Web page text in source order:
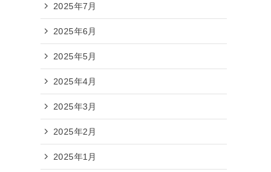
2025年7月
2025年6月
2025年5月
2025年4月
2025年3月
2025年2月
2025年1月